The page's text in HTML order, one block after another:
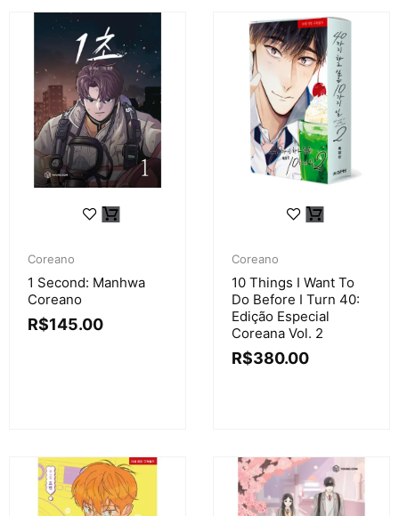
Coreano
1 Second: Manhwa
Coreano
R$145.00
Coreano
10 Things I Want To
Do Before I Turn 40:
Edição Especial
Coreana Vol. 2
R$380.00